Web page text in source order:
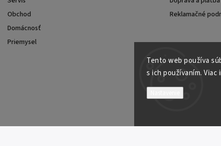
Tento web používa
s ich používaním. Viac
Obchod
Domácnosť
Priemysel
Reklamačné
Hiwan